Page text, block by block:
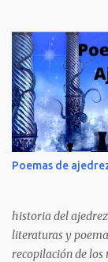
hablaban, hace
Martínez que
cuando vio algo
que veían sus
La recogió y se
nadie se la guardó
podría comprar,
porque ya tenía
la idea porque no
comprarse un
Poemas de
Por
historia del
literaturas y
recopilación de los